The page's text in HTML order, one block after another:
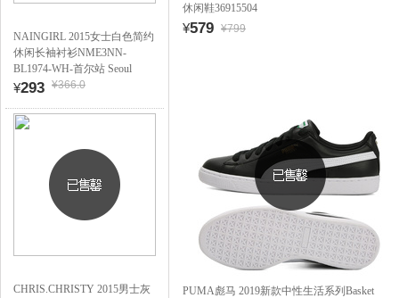
NAINGIRL 2015女士白色简约
休闲长袖衬衫NME3NN-
BL1974-WH-首尔站 Seoul
¥293 ¥366.0
CHRIS.CHRISTY 2015男士灰
休闲鞋36915504
¥579 ¥799
PUMA彪马 2019新款中性生活系列Basket